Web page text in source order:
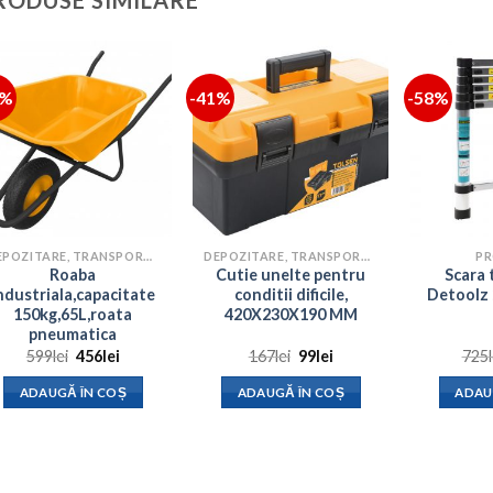
Roaba
150kg,65L,roata
pneumatica
599lei Prețul
a
fost:
456lei
este:
456lei.
ADAUGĂ ÎN COȘ
-41%
Cutie unelte pentru
conditii dificile,
420X230X190 MM
167lei Prețul
a
fost:
99leiPrețul
este:
99lei.
ADAUGĂ ÎN COȘ
-58%
Scara
Detoolz
725